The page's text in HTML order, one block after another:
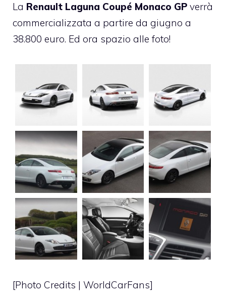
La Renault Laguna Coupé Monaco GP verrà
commercializzata a partire da giugno a
38.800 euro. Ed ora spazio alle foto!
[Photo Credits | WorldCarFans]